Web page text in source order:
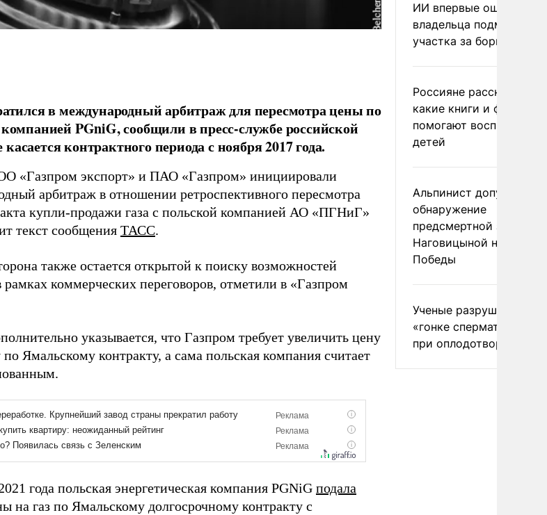
в международный арбитраж для пересмотра цены по
PGniG, сообщили в пресс-службе российской
контрактного периода с ноября 2017 года.
«Газпром экспорт» и ПАО «Газпром» инициировали
арбитраж в отношении ретроспективного пересмотра
купли-продажи газа с польской компанией АО «ПГНиГ»
текст сообщения ТАСС.
также остается открытой к поиску возможностей
рамках коммерческих переговоров, отметили в «Газпром
указывается, что Газпром требует увеличить цену
Ямальскому контракту, а сама польская компания считает
года польская энергетическая компания PGNiG подала
на газ по Ямальскому долгосрочному контракту с
ИИ впервые
владельца
участка за борщевик
Россияне рассказали,
какие книги и фильмы
помогают воспитывать
детей
Альпинист допустил
обнаружение
предсмертной записки
Наговицыной на пике
Победы
Ученые разрушили миф
«гонке
при оплодотворении